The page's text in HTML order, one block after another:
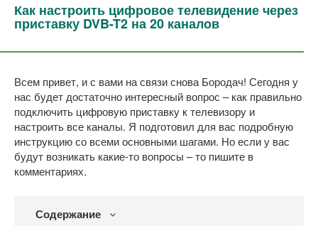
Как настроить цифровое телевидение через
приставку DVB-T2 на 20 каналов
Всем привет, и с вами на связи снова Бородач! Сегодня у
нас будет достаточно интересный вопрос – как правильно
подключить цифровую приставку к телевизору и
настроить все каналы. Я подготовил для вас подробную
инструкцию со всеми основными шагами. Но если у вас
будут возникать какие-то вопросы – то пишите в
комментариях.
Содержание